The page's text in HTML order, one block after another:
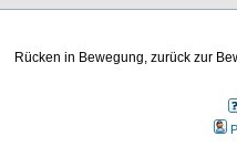
Rücken in Bewegung, zurück zur